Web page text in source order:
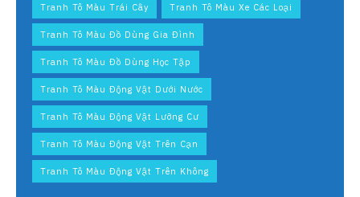
Tranh Tô Màu Trái Cây Tranh Tô Màu Xe Các Loại
Tranh Tô Màu Đồ Dùng Gia Đình
Tranh Tô Màu Đồ Dùng Học Tập
Tranh Tô Màu Động Vật Dưới Nước
Tranh Tô Màu Động Vật Lưỡng Cư
Tranh Tô Màu Động Vật Trên Cạn
Tranh Tô Màu Động Vật Trên Không